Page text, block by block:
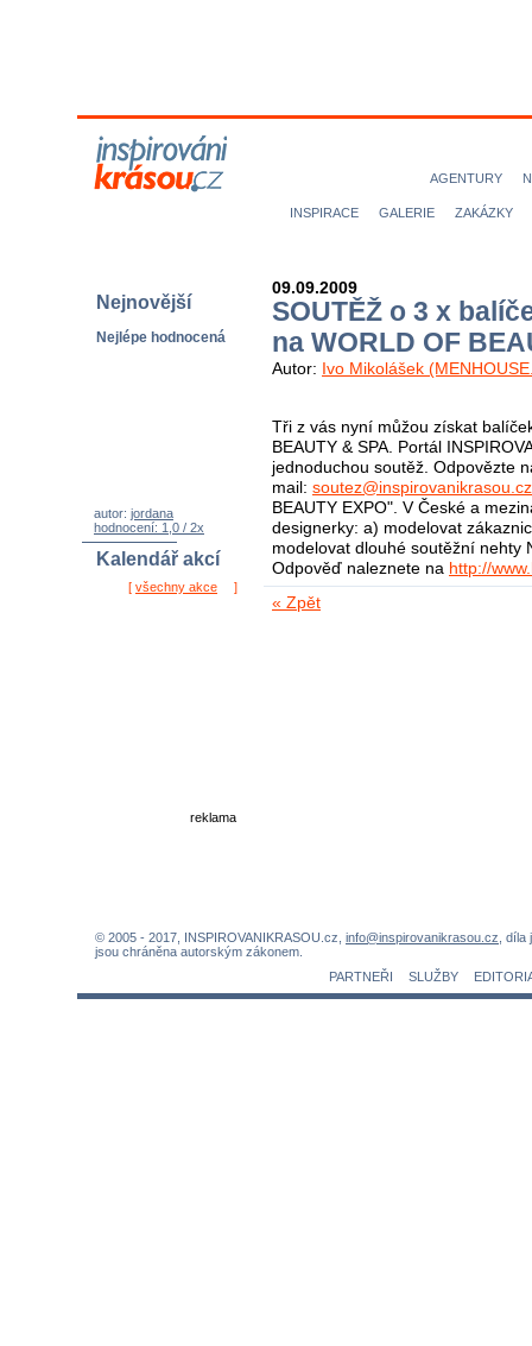
AGENTURY
INSPIRACE GALERIE ZAKÁZKY
Nejnovější
Nejlépe hodnocená
autor: jordana
hodnocení: 1,0 / 2x
Kalendář akcí
[ všechny akce ]
09.09.2009
SOUTĚŽ o 3 x
na WORLD OF
Autor: Ivo Mikolášek
Tři z vás nyní můžou získat
BEAUTY & SPA. Portál
jednoduchou soutěž. Odpovězte
mail: soutez@inspirovanikrasou.cz
BEAUTY EXPO". V České a
designerky: a) modelovat
modelovat dlouhé soutěžní nehty
Odpověď naleznete na http://
« Zpět
reklama
© 2005 - 2017, INSPIROVANIKRASOU.cz, info@inspirovanikrasou.cz ,
jsou chráněna autorským zákonem.
PARTNEŘI
SLUŽBY